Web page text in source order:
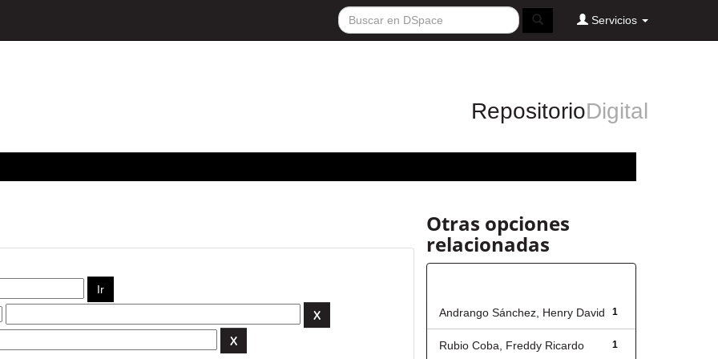
Servicios
RepositorioDigital
Otras opciones
relacionadas
1
Andrango Sánchez, Henry David
1
Rubio Coba, Freddy Ricardo